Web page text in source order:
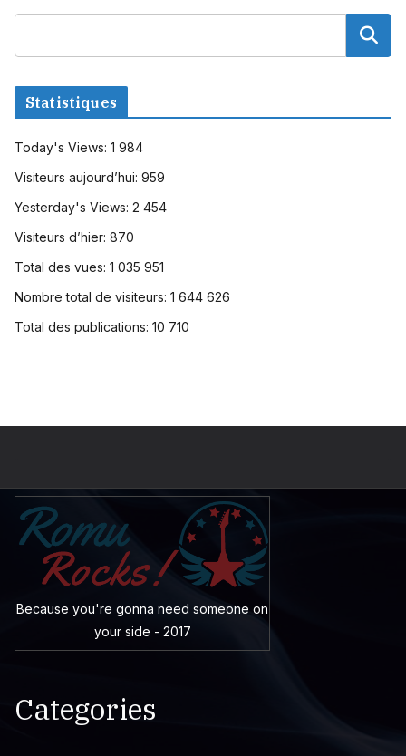
Statistiques
Today's Views: 1 984
Visiteurs aujourd’hui: 959
Yesterday's Views: 2 454
Visiteurs d’hier: 870
Total des vues: 1 035 951
Nombre total de visiteurs: 1 644 626
Total des publications: 10 710
Because you're gonna need someone on
your side - 2017
Categories